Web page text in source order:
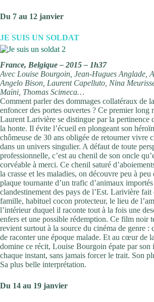
Du 7 au 12 janvier
JE SUIS UN SOLDAT
France, Belgique – 2015 – 1h37
Avec Louise Bourgoin, Jean-Hugues Anglade,
Angelo Bison, Laurent Capelluto, Nina
Maïni, Thomas Scimeca…
Comment parler des dommages collatéraux de
enfoncer des portes ouvertes ? Ce premier long
Laurent Larivière se distingue par la pertinence
la honte. Il évite l’écueil en plongeant son
chômeuse de 30 ans obligée de retourner vivre
dans un univers singulier. A défaut de toute
professionnelle, c’est au chenil de son oncle
corvéable à merci. Ce chenil saturé
la crasse et les maladies, on découvre peu à peu
plaque tournante d’un trafic d’animaux importés
clandestinement des pays de l’Est. Larivière fait
famille, habituel cocon protecteur, le lieu de
l’intérieur duquel il raconte tout à la fois une
enfers et une possible rédemption. Ce film noir
revient surtout à la source du cinéma de genre :
de raconter une époque malade. Et au cœur de
domine ce récit, Louise Bourgoin épate par son
chaque instant, sans jamais forcer le trait. Son
Sa plus belle interprétation.
Du 14 au 19 janvier